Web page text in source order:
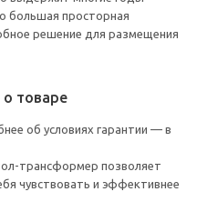
большая просторная
решение для размещения
товаре
об условиях гарантии — в
трансформер позволяет
чувствовать и эффективнее